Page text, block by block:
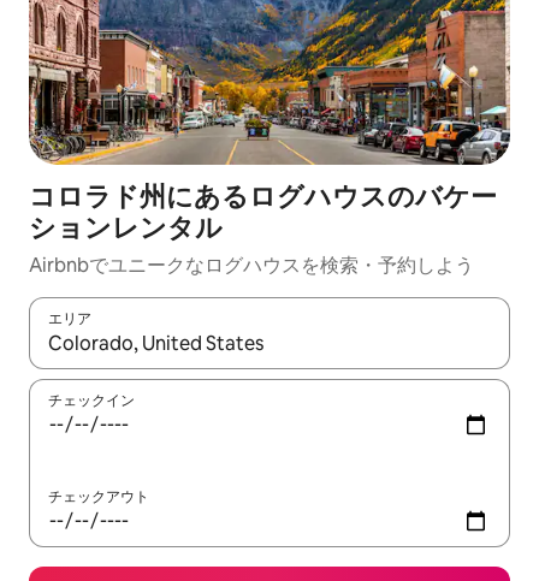
コロラド州にあるログハウスのバケー
ションレンタル
Airbnbでユニークなログハウスを検索・予約しよう
エリア
検索結果が表示されたら、上下の矢印キーを使って移動するか
チェックイン
チェックアウト